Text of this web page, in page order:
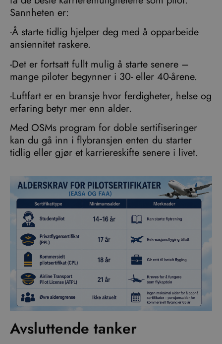
Sannheten er:
-Å starte tidlig hjelper deg med å opparbeide
ansiennitet raskere.
-Det er fortsatt fullt mulig å starte senere –
mange piloter begynner i 30- eller 40-årene.
-Luftfart er en bransje hvor ferdigheter, helse og
erfaring betyr mer enn alder.
Med OSMs program for doble sertifiseringer
kan du gå inn i flybransjen enten du starter
tidlig eller gjør et karriereskifte senere i livet.
Avsluttende tanker